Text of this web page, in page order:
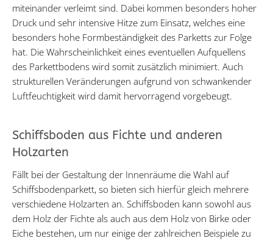
miteinander verleimt sind. Dabei kommen besonders hoher
Druck und sehr intensive Hitze zum Einsatz, welches eine
besonders hohe Formbeständigkeit des Parketts zur Folge
hat. Die Wahrscheinlichkeit eines eventuellen Aufquellens
des Parkettbodens wird somit zusätzlich minimiert. Auch
strukturellen Veränderungen aufgrund von schwankender
Luftfeuchtigkeit wird damit hervorragend vorgebeugt.
Schiffsboden aus Fichte und anderen
Holzarten
Fällt bei der Gestaltung der Innenräume die Wahl auf
Schiffsbodenparkett, so bieten sich hierfür gleich mehrere
verschiedene Holzarten an. Schiffsboden kann sowohl aus
dem Holz der Fichte als auch aus dem Holz von Birke oder
Eiche bestehen, um nur einige der zahlreichen Beispiele zu